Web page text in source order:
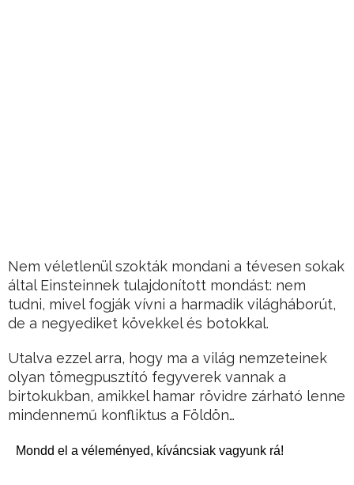
Nem véletlenül szokták mondani a tévesen sokak
által Einsteinnek tulajdonított mondást: nem
tudni, mivel fogják vívni a harmadik világháborút,
de a negyediket kövekkel és botokkal.
Utalva ezzel arra, hogy ma a világ nemzeteinek
olyan tömegpusztító fegyverek vannak a
birtokukban, amikkel hamar rövidre zárható lenne
mindennemű konfliktus a Földön…
Mondd el a véleményed, kíváncsiak vagyunk rá!